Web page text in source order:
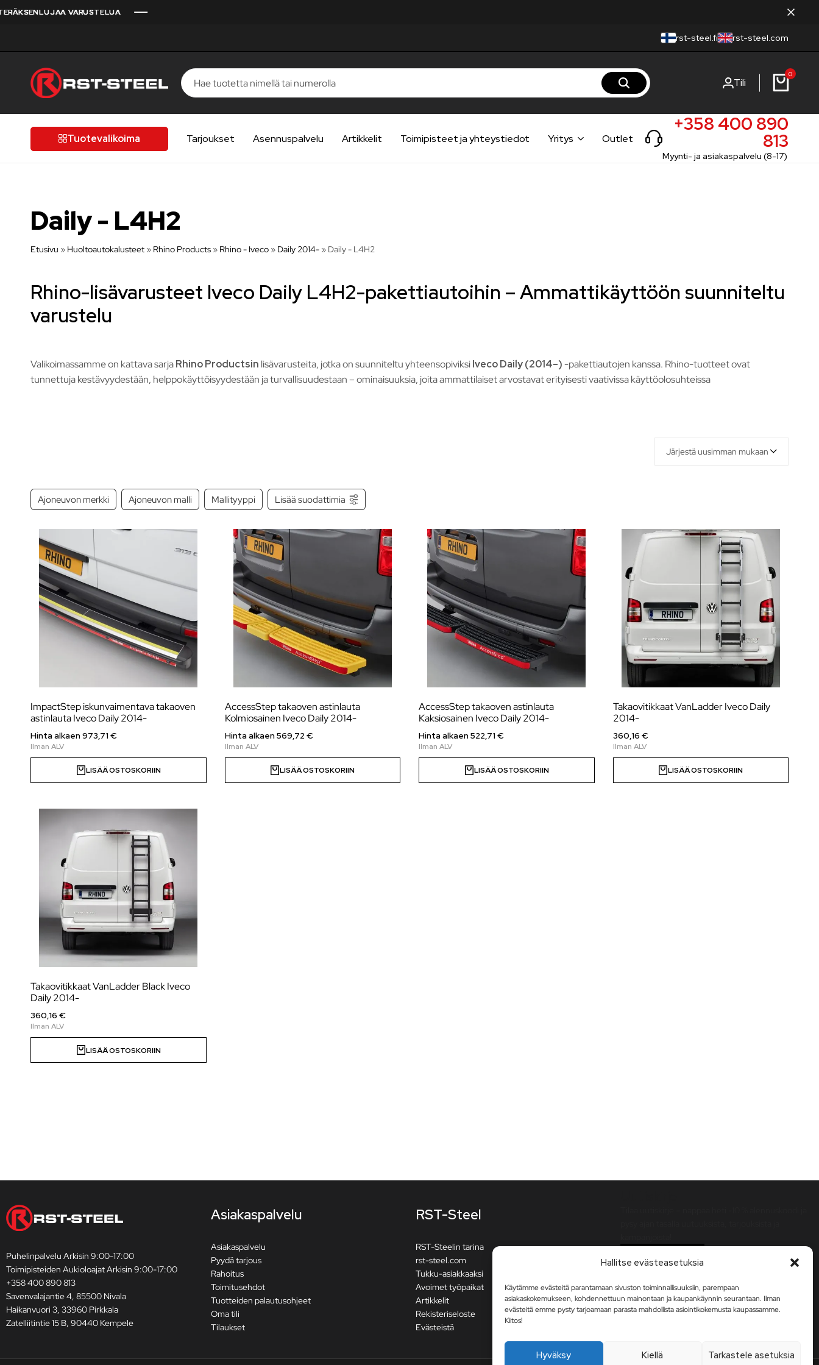
Hallitse evästeasetuksia
Käytämme evästeitä parantamaan sivuston toiminnallisuuksiin, parempaan
asiakaskokemukseen, kohdennettuun mainontaan ja kaupankäynnin seurantaan. Ilman
evästeitä emme pysty tarjoamaan parasta mahdollista asiointikokemusta kaupassamme.
Kiitos!
Hyväksy Kiellä Tarkastele asetuksia
VARUSTELUA
VARUSTELUA
VARUSTELUA
VARUSTELUA
VARUSTELUA
rst-steel.fi rst-steel.com
laatutietoiselle
autoilijalle
Tili
0
Tuotevalikoima Tarjoukset Asennuspalvelu Artikkelit Toimipisteet ja yhteystiedot Yritys Outlet
+358 400 890
813
Myynti- ja asiakaspalvelu (8-17)
Daily - L4H2
Etusivu » Huoltoautokalusteet » Rhino Products » Rhino - Iveco » Daily 2014- » Daily - L4H2
Rhino-lisävarusteet Iveco Daily L4H2-pakettiautoihin – Ammattikäyttöön suunniteltu
varustelu
Valikoimassamme on kattava sarjaRhino Productsin lisävarusteita, jotka on suunniteltu yhteensopiviksiIveco Daily (2014–)-pakettiautojen kanssa. Rhino-tuotteet ovat
tunnettuja kestävyydestään, helppokäyttöisyydestään ja turvallisuudestaan – ominaisuuksia, joita ammattilaiset arvostavat erityisesti vaativissa käyttöolosuhteissa
Järjestä uusimman mukaan
Ajoneuvon merkki Ajoneuvon malli Mallityyppi Lisää suodattimia
ImpactStep iskunvaimentava takaoven
astinlauta Iveco Daily 2014-
Hinta alkaen973,71€
LISÄÄ OSTOSKORIIN
AccessStep takaoven astinlauta
Kolmiosainen Iveco Daily 2014-
Hinta alkaen569,72€
LISÄÄ OSTOSKORIIN
AccessStep takaoven astinlauta
Kaksiosainen Iveco Daily 2014-
Hinta alkaen522,71€
LISÄÄ OSTOSKORIIN
Takaovitikkaat VanLadder Iveco Daily
2014-
360,16 €
LISÄÄ OSTOSKORIIN
Takaovitikkaat VanLadder Black Iveco
Daily 2014-
360,16 €
LISÄÄ OSTOSKORIIN
Puhelinpalvelu Arkisin 9:00-17:00
Toimipisteiden Aukioloajat Arkisin 9:00-17:00
+358 400 890 813
Savenvalajantie 4, 85500 Nivala
Haikanvuori 3, 33960 Pirkkala
Zatelliitintie 15 B, 90440 Kempele
Asiakaspalvelu
Asiakaspalvelu
Pyydä tarjous
Rahoitus
Toimitusehdot
Tuotteiden palautusohjeet
Oma tili
Tilaukset
RST-Steel
RST-Steelin tarina
rst-steel.com
Tukku-asiakkaaksi
Avoimet työpaikat
Artikkelit
Rekisteriseloste
Evästeistä
Tilaa uutiskirje